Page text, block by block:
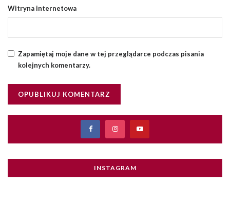
Witryna internetowa
Zapamiętaj moje dane w tej przeglądarce podczas pisania
kolejnych komentarzy.
INSTAGRAM